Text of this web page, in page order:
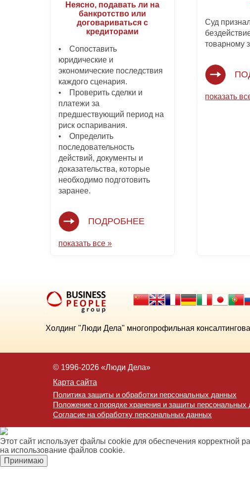
Неясно, подавать ли на
банкротство или
договариваться с
кредиторами
• Сопоставить
юридические и
экономические последствия
каждого сценария.
• Проверить сделки и
платежи за
предшествующий период на
риск оспаривания.
• Определить
последовательность
действий, документы и
доказательства, которые
необходимо подготовить
заранее.
ПОДРОБНЕЕ
показать все »
Суд
товарному
показать
Холдинг "Люди Дела" многопрофильная
© 1996-2026 «Люди Дела»
Карта сайта
Политика защиты и обработки персональных данных
Положение о порядке хранения и защиты персональных
Согласие на обработку персональных данных
Этот сайт использует файлы cookie для обеспечения корректной
на использование файлов cookie.
Принимаю